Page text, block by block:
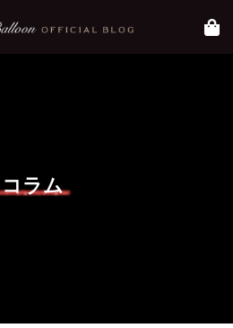
blog
コラム